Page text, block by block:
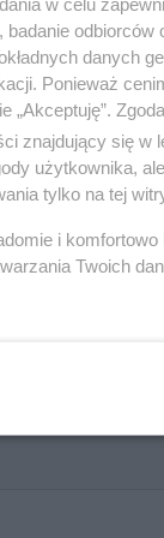
Sienkiewicz
odbiorców
danych
Ponieważ
znajdujący się w
użytkownika,
tylko na tej
i
Twoich